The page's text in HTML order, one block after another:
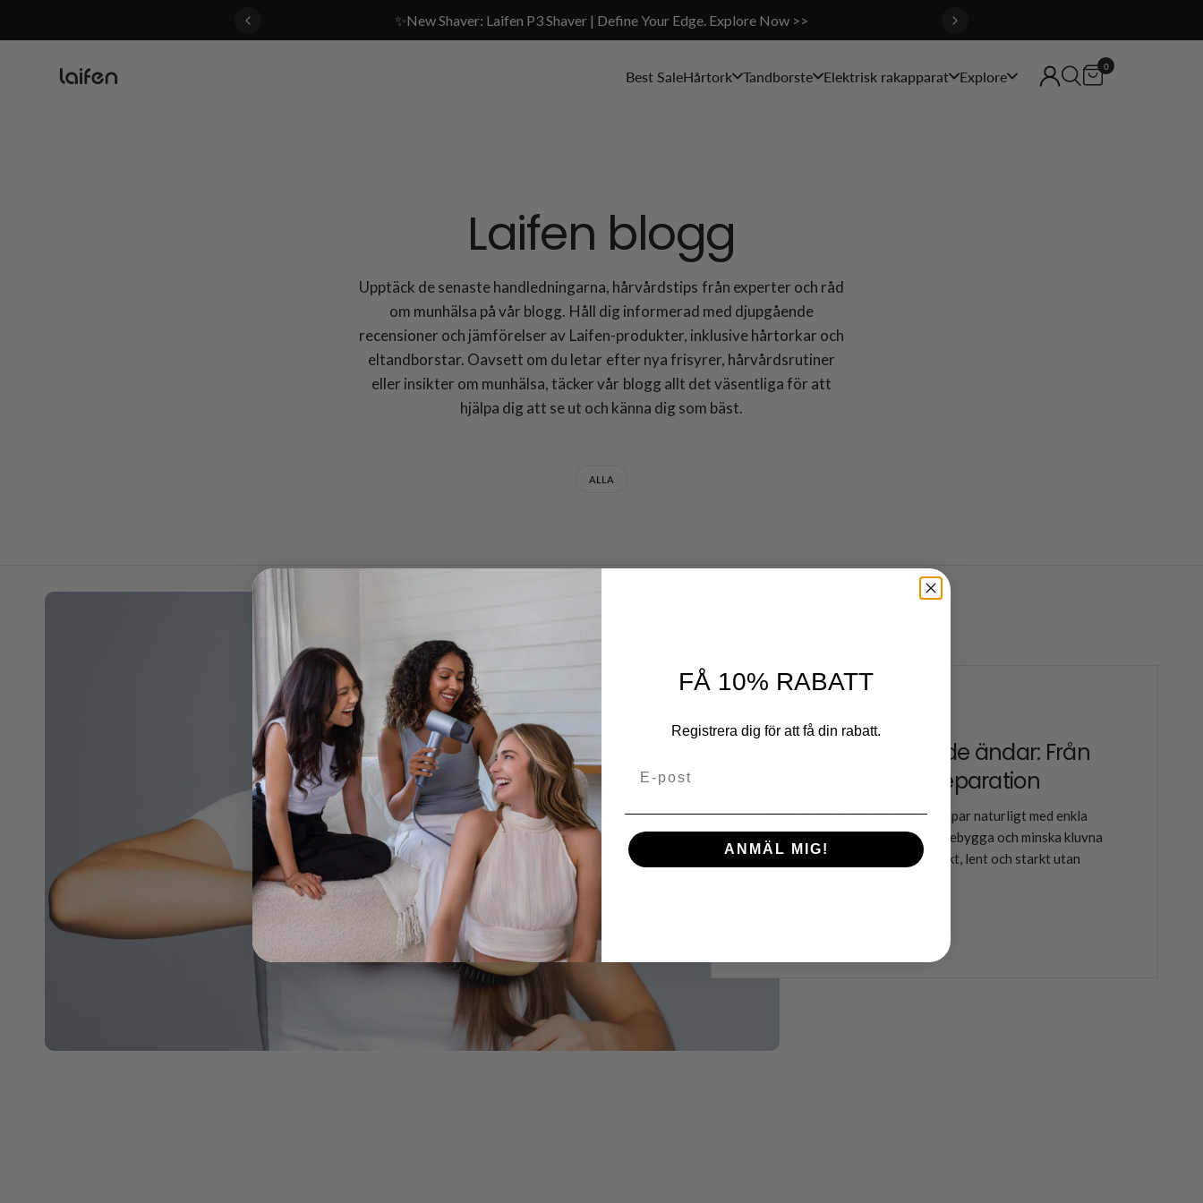
✨New Shaver: Laifen P3 Shaver | Define Your Edge. Explore Now >>
Best SaleHårtork Tandborste Elektrisk rakapparat Explore
0
Laifen blogg
Upptäck de senaste handledningarna, hårvårdstips från experter och råd
om munhälsa på vår blogg. Håll dig informerad med djupgående
recensioner och jämförelser av Laifen-produkter, inklusive hårtorkar och
eltandborstar. Oavsett om du letar efter nya frisyrer, hårvårdsrutiner
eller insikter om munhälsa, täcker vår blogg allt det väsentliga för att
hjälpa dig att se ut och känna dig som bäst.
ALLA
Hur man fixar delade ändar: Från
förebyggande till reparation
Lär dig hur du fixar kluvna hårtoppar naturligt med enkla
huskurer. Upptäck tips för att förebygga och minska kluvna
hårtoppar för att hålla håret friskt, lent och starkt utan
FÅ 10% RABATT
Registrera dig för att få din rabatt.
ANMÄL MIG!